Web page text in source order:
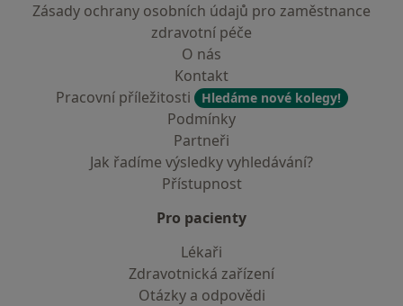
Zásady ochrany osobních údajů pro zaměstnance
zdravotní péče
O nás
Kontakt
Pracovní příležitosti
Hledáme nové kolegy!
Podmínky
Partneři
Jak řadíme výsledky vyhledávání?
Přístupnost
Pro pacienty
Lékaři
Zdravotnická zařízení
Otázky a odpovědi